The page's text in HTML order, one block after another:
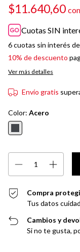
$11.640,60 con
Cuotas SIN
6cuotas sin interés de
10% de descuento
Ver más detalles
Envío gratis
Color: Acero
Compra
Tus datos
Cambios y
Si no te gusta,